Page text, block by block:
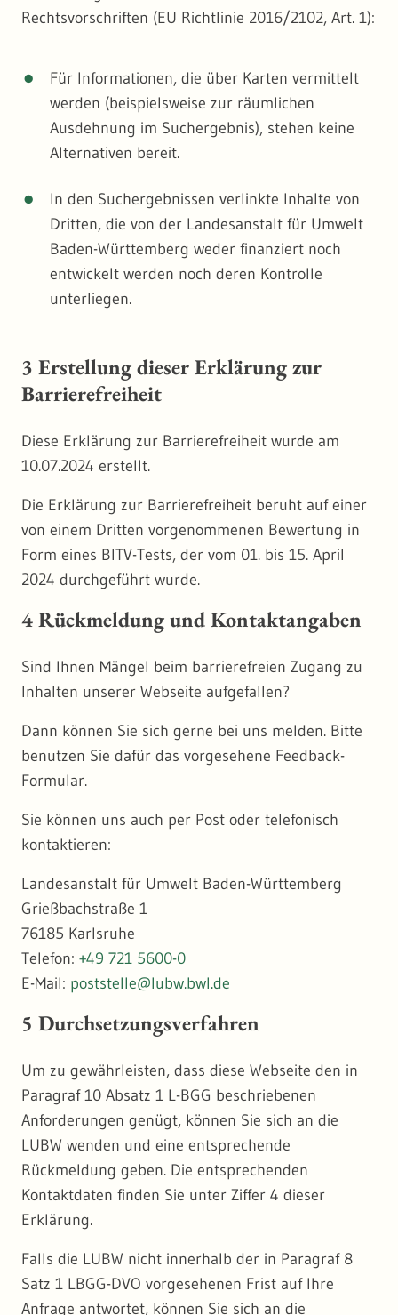
Rechtsvorschriften (EU Richtlinie 2016/2102, Art. 1):
Für Informationen, die über Karten vermittelt
werden (beispielsweise zur räumlichen
Ausdehnung im Suchergebnis), stehen keine
Alternativen bereit.
In den Suchergebnissen verlinkte Inhalte von
Dritten, die von der Landesanstalt für Umwelt
Baden-Württemberg weder finanziert noch
entwickelt werden noch deren Kontrolle
unterliegen.
3 Erstellung dieser Erklärung zur
Barrierefreiheit
Diese Erklärung zur Barrierefreiheit wurde am
10.07.2024 erstellt.
Die Erklärung zur Barrierefreiheit beruht auf einer
von einem Dritten vorgenommenen Bewertung in
Form eines BITV-Tests, der vom 01. bis 15. April
2024 durchgeführt wurde.
4 Rückmeldung und Kontaktangaben
Sind Ihnen Mängel beim barrierefreien Zugang zu
Inhalten unserer Webseite aufgefallen?
Dann können Sie sich gerne bei uns melden. Bitte
benutzen Sie dafür das vorgesehene Feedback-
Formular.
Sie können uns auch per Post oder telefonisch
kontaktieren:
Landesanstalt für Umwelt Baden-Württemberg
Grießbachstraße 1
76185 Karlsruhe
Telefon: +49 721 5600-0
E-Mail: poststelle@lubw.bwl.de
5 Durchsetzungsverfahren
Um zu gewährleisten, dass diese Webseite den in
Paragraf 10 Absatz 1 L-BGG beschriebenen
Anforderungen genügt, können Sie sich an die
LUBW wenden und eine entsprechende
Rückmeldung geben. Die entsprechenden
Kontaktdaten finden Sie unter Ziffer 4 dieser
Erklärung.
Falls die LUBW nicht innerhalb der in Paragraf 8
Satz 1 LBGG-DVO vorgesehenen Frist auf Ihre
Anfrage antwortet, können Sie sich an die